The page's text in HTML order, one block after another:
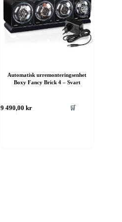
Automatisk urremonteringsenhet
Boxy Fancy Brick 4 – Svart
9 490,00kr 🛒